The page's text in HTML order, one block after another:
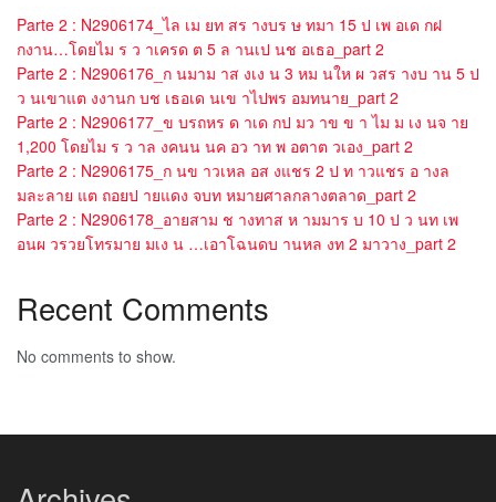
Parte 2 : N2906174_ไล เม ยท สร างบร ษ ทมา 15 ป เพ อเด กฝ
กงาน…โดยไม ร ว าเครด ต 5 ล านเป นช อเธอ_part 2
Parte 2 : N2906176_ก นมาม าส งเง น 3 หม นให ผ วสร างบ าน 5 ป
ว นเขาแต งงานก บช เธอเด นเข าไปพร อมทนาย_part 2
Parte 2 : N2906177_ข บรถหร ด าเด กป มว าข ข า ไม ม เง นจ าย
1,200 โดยไม ร ว าล งคนน นค อว าท พ อตาต วเอง_part 2
Parte 2 : N2906175_ก นข าวเหล อส งแชร 2 ป ท าวแชร อ างล
มละลาย แต ถอยป ายแดง จบท หมายศาลกลางตลาด_part 2
Parte 2 : N2906178_อายสาม ช างทาส ห ามมาร บ 10 ป ว นท เพ
อนผ วรวยโทรมาย มเง น …เอาโฉนดบ านหล งท 2 มาวาง_part 2
Recent Comments
No comments to show.